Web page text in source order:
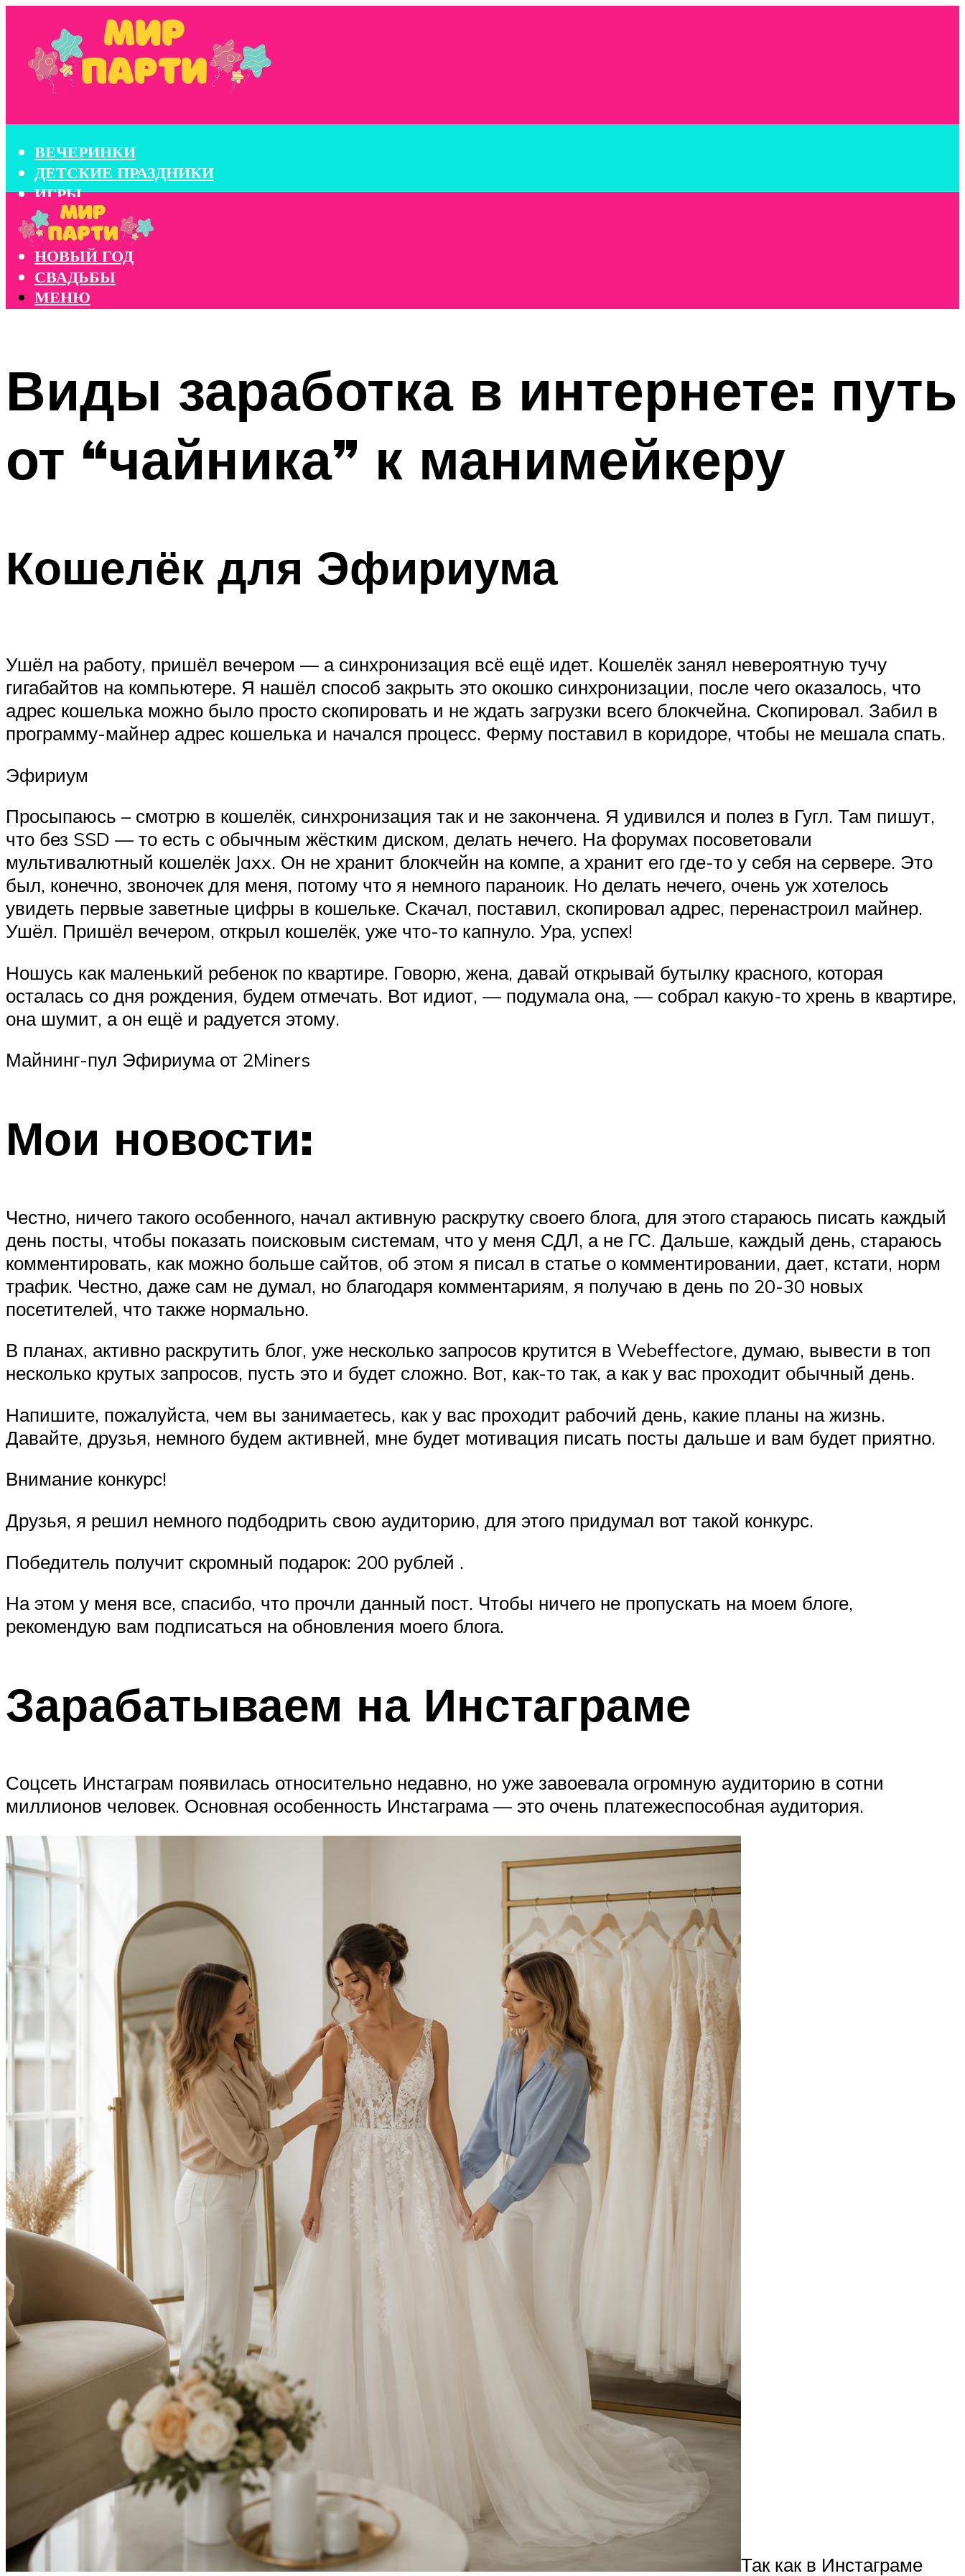
ВЕЧЕРИНКИ
ДЕТСКИЕ ПРАЗДНИКИ
ИГРЫ
КОНКУРСЫ
КОРПОРАТИВЫ
НОВЫЙ ГОД
СВАДЬБЫ
МЕНЮ
Виды заработка в интернете: путь
от “чайника” к манимейкеру
Кошелёк для Эфириума
Ушёл на работу, пришёл вечером — а синхронизация всё ещё идет. Кошелёк занял невероятную тучу
гигабайтов на компьютере. Я нашёл способ закрыть это окошко синхронизации, после чего оказалось, что
адрес кошелька можно было просто скопировать и не ждать загрузки всего блокчейна. Скопировал. Забил в
программу-майнер адрес кошелька и начался процесс. Ферму поставил в коридоре, чтобы не мешала спать.
Эфириум
Просыпаюсь – смотрю в кошелёк, синхронизация так и не закончена. Я удивился и полез в Гугл. Там пишут,
что без SSD — то есть с обычным жёстким диском, делать нечего. На форумах посоветовали
мультивалютный кошелёк Jaxx. Он не хранит блокчейн на компе, а хранит его где-то у себя на сервере. Это
был, конечно, звоночек для меня, потому что я немного параноик. Но делать нечего, очень уж хотелось
увидеть первые заветные цифры в кошельке. Скачал, поставил, скопировал адрес, перенастроил майнер.
Ушёл. Пришёл вечером, открыл кошелёк, уже что-то капнуло. Ура, успех!
Ношусь как маленький ребенок по квартире. Говорю, жена, давай открывай бутылку красного, которая
осталась со дня рождения, будем отмечать. Вот идиот, — подумала она, — собрал какую-то хрень в квартире,
она шумит, а он ещё и радуется этому.
Майнинг-пул Эфириума от 2Miners
Мои новости:
Честно, ничего такого особенного, начал активную раскрутку своего блога, для этого стараюсь писать каждый
день посты, чтобы показать поисковым системам, что у меня СДЛ, а не ГС. Дальше, каждый день, стараюсь
комментировать, как можно больше сайтов, об этом я писал в статье о комментировании, дает, кстати, норм
трафик. Честно, даже сам не думал, но благодаря комментариям, я получаю в день по 20-30 новых
посетителей, что также нормально.
В планах, активно раскрутить блог, уже несколько запросов крутится в Webeffectore, думаю, вывести в топ
несколько крутых запросов, пусть это и будет сложно. Вот, как-то так, а как у вас проходит обычный день.
Напишите, пожалуйста, чем вы занимаетесь, как у вас проходит рабочий день, какие планы на жизнь.
Давайте, друзья, немного будем активней, мне будет мотивация писать посты дальше и вам будет приятно.
Внимание конкурс!
Друзья, я решил немного подбодрить свою аудиторию, для этого придумал вот такой конкурс.
Победитель получит скромный подарок: 200 рублей .
На этом у меня все, спасибо, что прочли данный пост. Чтобы ничего не пропускать на моем блоге,
рекомендую вам подписаться на обновления моего блога.
Зарабатываем на Инстаграме
Соцсеть Инстаграм появилась относительно недавно, но уже завоевала огромную аудиторию в сотни
миллионов человек. Основная особенность Инстаграма — это очень платежеспособная аудитория.
Так как в Инстаграме